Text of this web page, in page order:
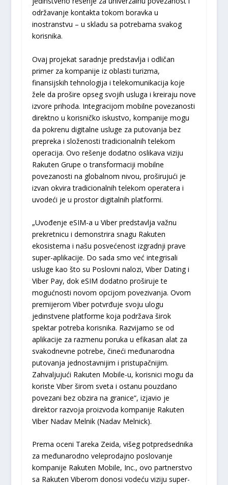
održavanje kontakta tokom boravka u
inostranstvu – u skladu sa potrebama svakog
korisnika.
Ovaj projekat saradnje predstavlja i odličan
primer za kompanije iz oblasti turizma,
finansijskih tehnologija i telekomunikacija koje
žele da prošire opseg svojih usluga i kreiraju nove
izvore prihoda. Integracijom mobilne povezanosti
direktno u korisničko iskustvo, kompanije mogu
da pokrenu digitalne usluge za putovanja bez
prepreka i složenosti tradicionalnih telekom
operacija. Ovo rešenje dodatno oslikava viziju
Rakuten Grupe o transformaciji mobilne
povezanosti na globalnom nivou, proširujući je
izvan okvira tradicionalnih telekom operatera i
uvodeći je u prostor digitalnih platformi.
„Uvođenje eSIM-a u Viber predstavlja važnu
prekretnicu i demonstrira snagu Rakuten
ekosistema i našu posvećenost izgradnji prave
super-aplikacije. Do sada smo već integrisali
usluge kao što su Poslovni nalozi, Viber Dating i
Viber Pay, dok eSIM dodatno proširuje te
mogućnosti novom opcijom povezivanja. Ovom
premijerom Viber potvrđuje svoju ulogu
jedinstvene platforme koja podržava širok
spektar potreba korisnika. Razvijamo se od
aplikacije za razmenu poruka u efikasan alat za
svakodnevne potrebe, čineći međunarodna
putovanja jednostavnijim i pristupačnijim.
Zahvaljujući Rakuten Mobile-u, korisnici mogu da
koriste Viber širom sveta i ostanu pouzdano
povezani bez obzira na granice“, izjavio je
direktor razvoja proizvoda kompanije Rakuten
Viber Nadav Melnik (Nadav Melnick).
Prema oceni Tareka Zeida, višeg potpredsednika
za međunarodno veleprodajno poslovanje
kompanije Rakuten Mobile, Inc., ovo partnerstvo
sa Rakuten Viberom donosi vodeću viziju super-